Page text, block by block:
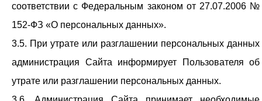
соответствии с Федеральным законом от 27.07.2006 №
152-ФЗ «О персональных данных».
3.5. При утрате или разглашении персональных данных
администрация Сайта информирует Пользователя об
утрате или разглашении персональных данных.